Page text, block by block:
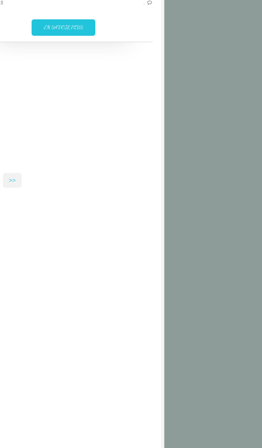
…
EN SAVOIR PLUS
>>